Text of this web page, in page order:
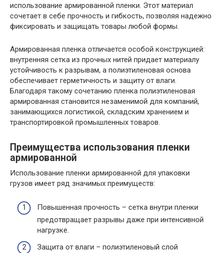
использование армированной пленки. Этот материал
сочетает в себе прочность и гибкость, позволяя надежно
фиксировать и защищать товары любой формы.
Армированная пленка отличается особой конструкцией:
внутренняя сетка из прочных нитей придает материалу
устойчивость к разрывам, а полиэтиленовая основа
обеспечивает герметичность и защиту от влаги.
Благодаря такому сочетанию пленка полиэтиленовая
армированная становится незаменимой для компаний,
занимающихся логистикой, складским хранением и
транспортировкой промышленных товаров.
Преимущества использования пленки
армированной
Использование пленки армированной для упаковки
грузов имеет ряд значимых преимуществ:
Повышенная прочность – сетка внутри пленки
предотвращает разрывы даже при интенсивной
нагрузке.
Защита от влаги – полиэтиленовый слой